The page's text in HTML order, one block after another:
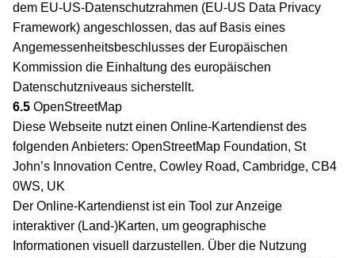
dem EU-US-Datenschutzrahmen (EU-US Data Privacy
Framework) angeschlossen, das auf Basis eines
Angemessenheitsbeschlusses der Europäischen
Kommission die Einhaltung des europäischen
Datenschutzniveaus sicherstellt.
6.5 OpenStreetMap
Diese Webseite nutzt einen Online-Kartendienst des
folgenden Anbieters: OpenStreetMap Foundation, St
John’s Innovation Centre, Cowley Road, Cambridge, CB4
0WS, UK
Der Online-Kartendienst ist ein Tool zur Anzeige
interaktiver (Land-)Karten, um geographische
Informationen visuell darzustellen. Über die Nutzung